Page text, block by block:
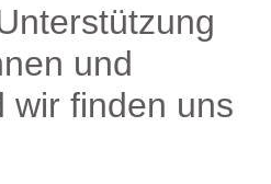
und
wir finden uns